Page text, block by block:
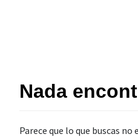
Nada
Parece que lo que buscas